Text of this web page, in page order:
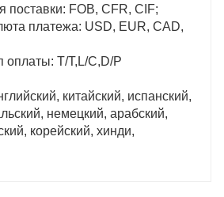
поставки: FOB, CFR, CIF;
платежа: USD, EUR, CAD,
T/T,L/C,D/P
китайский, испанский,
немецкий, арабский,
корейский, хинди,